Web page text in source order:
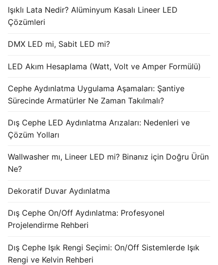
Dış Mekan LED Driver
Cephe Animasyon DOTLED Serisi
Cephe Animasyon WallWasher Serisi
İLETİŞİM & SİPARİŞ
Turkish
Işıklı Lata Nedir? Alüminyum Kasalı Lineer LED
Çözümleri
DMX LED mi, Sabit LED mi?
LED Akım Hesaplama (Watt, Volt ve Amper Formülü)
Cephe Aydınlatma Uygulama Aşamaları: Şantiye
Sürecinde Armatürler Ne Zaman Takılmalı?
Dış Cephe LED Aydınlatma Arızaları: Nedenleri ve
Çözüm Yolları
Wallwasher mı, Lineer LED mi? Binanız için Doğru Ürün
Ne?
Dekoratif Duvar Aydınlatma
Dış Cephe On/Off Aydınlatma: Profesyonel
Projelendirme Rehberi
Dış Cephe Işık Rengi Seçimi: On/Off Sistemlerde Işık
Rengi ve Kelvin Rehberi